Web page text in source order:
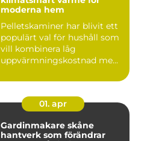
moderna hem
Pelletskaminer har blivit ett
populärt val för hushåll som
vill kombinera låg
uppvärmningskostnad me...
01. apr
Gardinmakare skåne
hantverk som förändrar